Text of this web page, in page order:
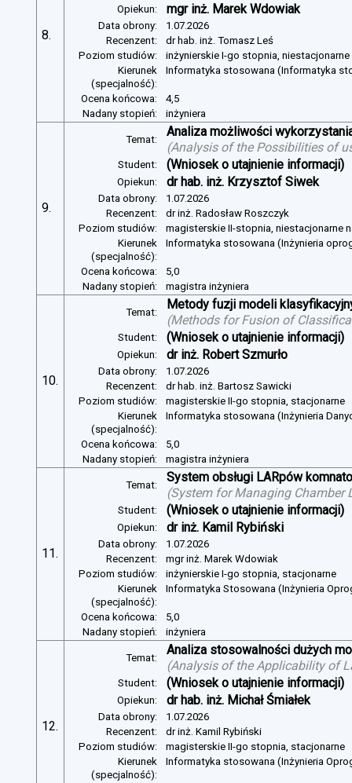
8.
Opiekun: mgr inż. Marek Wdowiak
Data obrony:
1.07.2026
Recenzent:
dr hab. inż. Tomasz Leś
Poziom studiów:
inżynierskie I-go stopnia, niestacjonarne
Kierunek
(specjalność):
Informatyka stosowana (Informatyka
Ocena końcowa:
4,5
Nadany stopień:
inżyniera
9.
Temat:
Analiza możliwości
(Analysis of the Possibilities of
Student: (Wniosek o utajnienie informacji)
Opiekun: dr hab. inż. Krzysztof Siwek
Data obrony:
1.07.2026
Recenzent:
dr inż. Radosław Roszczyk
Poziom studiów:
magisterskie II-stopnia, niestacjonarne
Kierunek
(specjalność):
Informatyka stosowana (Inżynieria
Ocena końcowa:
5,0
Nadany stopień:
magistra inżyniera
10.
Temat:
Metody fuzji modeli
(Methods for Fusion of
Student: (Wniosek o utajnienie informacji)
Opiekun: dr inż. Robert Szmurło
Data obrony:
1.07.2026
Recenzent:
dr hab. inż. Bartosz Sawicki
Poziom studiów:
magisterskie II-go stopnia, stacjonarne
Kierunek
(specjalność):
Informatyka stosowana (Inżynieria
Ocena końcowa:
5,0
Nadany stopień:
magistra inżyniera
11.
Temat:
System obsługi LARpów
(System for Managing Chamber
Student: (Wniosek o utajnienie informacji)
Opiekun: dr inż. Kamil Rybiński
Data obrony:
1.07.2026
Recenzent:
mgr inż. Marek Wdowiak
Poziom studiów:
inżynierskie I-go stopnia, stacjonarne
Kierunek
(specjalność):
Informatyka Stosowana (Inżynieria
Ocena końcowa:
5,0
Nadany stopień:
inżyniera
12.
Temat:
Analiza stosowalności dużych
(Analysis of the Applicability of
Student: (Wniosek o utajnienie informacji)
Opiekun: dr hab. inż. Michał Śmiałek
Data obrony:
1.07.2026
Recenzent:
dr inż. Kamil Rybiński
Poziom studiów:
magisterskie II-go stopnia, stacjonarne
Kierunek
(specjalność):
Informatyka stosowana (Inżynieria